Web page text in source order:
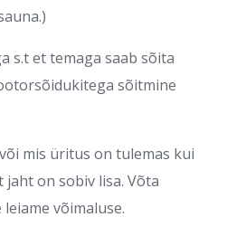
s.t et temaga saab sõita
sõitmine
mis üritus on tulemas kui
on sobiv lisa. Võta
võimaluse.